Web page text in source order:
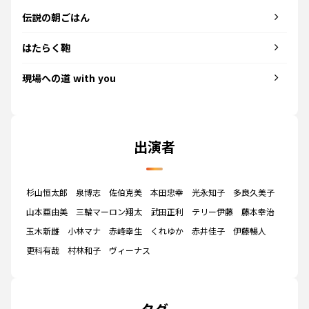
伝説の朝ごはん
はたらく鞄
現場への道 with you
出演者
杉山恒太郎 泉博志 佐伯克美 本田忠幸 光永知子
多良久美子
山本亜由美
三輪マーロン翔太 武田正利 テリー伊藤
藤本幸治
玉木新雌
小林マナ 赤峰幸生 くれゆか 赤井佳子
伊藤暢人
更科有哉
村林和子 ヴィーナス